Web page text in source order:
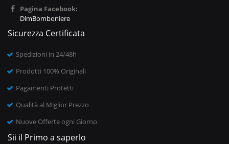
Pagina Facebook:
DlmBomboniere
Sicurezza Certificata
Spedizioni in 24/48h
Prodotti 100% Originali
Pagamenti Protetti
Qualità al Miglior Prezzo
Nuove Offerte ogni Giorno
Sii il Primo a saperlo